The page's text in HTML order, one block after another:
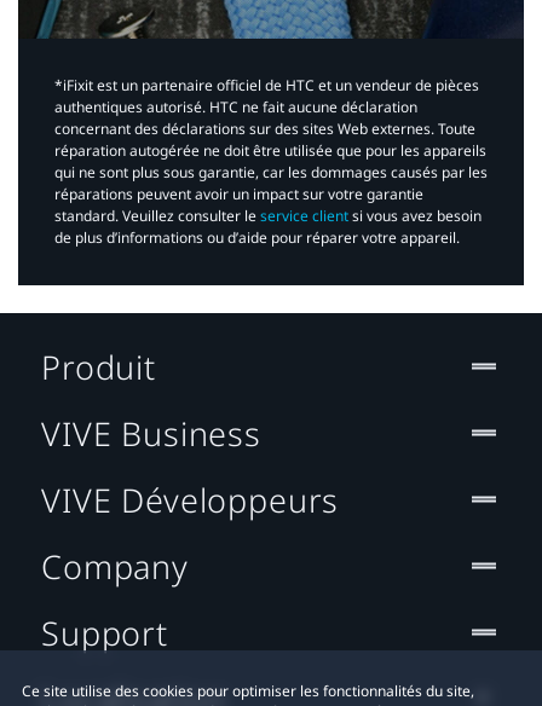
*iFixit est un partenaire officiel de HTC et un vendeur de pièces
authentiques autorisé. HTC ne fait aucune déclaration
concernant des déclarations sur des sites Web externes. Toute
réparation autogérée ne doit être utilisée que pour les appareils
qui ne sont plus sous garantie, car les dommages causés par les
réparations peuvent avoir un impact sur votre garantie
standard. Veuillez consulter leservice clientsi vous avez besoin
de plus d’informations ou d’aide pour réparer votre appareil.​
Ce site utilise des cookies pour optimiser les fonctionnalités du site,
Produit
VIVE Business
VIVE Développeurs
Company
Support